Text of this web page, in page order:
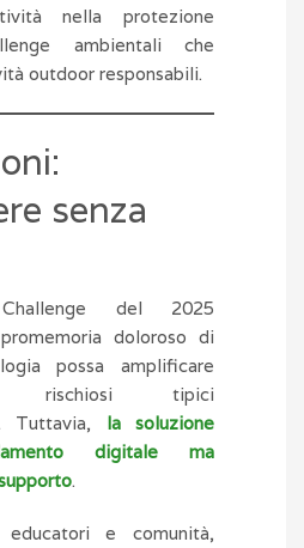
nella protezione
ambientali che
outdoor responsabili.
senza
del 2025
doloroso di
possa amplificare
rischiosi tipici
Tuttavia, la soluzione
digitale ma
.
e comunità,